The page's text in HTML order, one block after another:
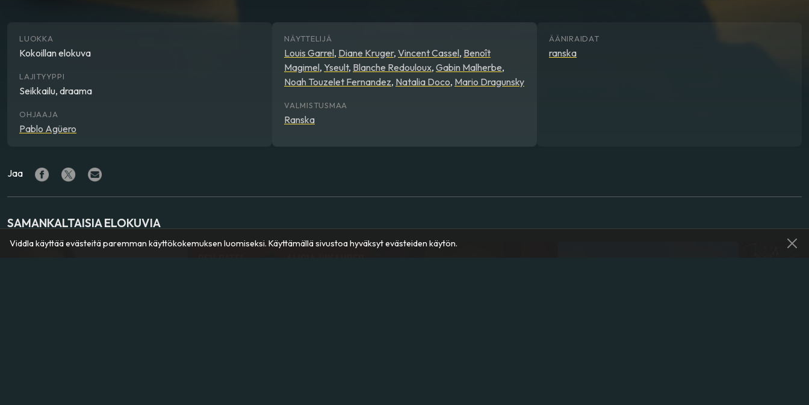
LUOKKA
Kokoillan elokuva
LAJITYYPPI
Seikkailu, draama
OHJAAJA
Pablo Agüero
NÄYTTELIJÄ
Louis Garrel, Diane Kruger, Vincent Cassel, Benoît
Magimel, Yseult, Blanche Redouloux, Gabin Malherbe,
Noah Touzelet Fernandez, Natalia Doco, Mario Dragunsky
VALMISTUSMAA
Ranska
ÄÄNIRAIDAT
ranska
Jaa
SAMANKALTAISIA ELOKUVIA
Viddla käyttää evästeitä paremman käyttökokemuksen luomiseksi. Käyttämällä sivustoa hyväksyt evästeiden käytön.